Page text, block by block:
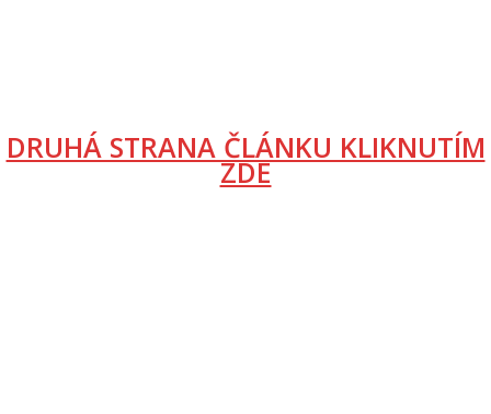
DRUHÁ STRANA ČLÁNKU KLIKNUTÍM
ZDE